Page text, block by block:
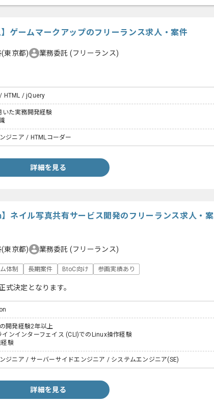
】ゲームマークアップのフリーランス求人・案件
(東京都) 業務委託 (フリーランス)
HTML / jQuery
いた実務開発経験
ジニア / HTMLコーダー
詳細を見る
ネイル写真共有サービス開発のフリーランス求人・案
(東京都) 業務委託 (フリーランス)
体制 長期案件 BtoC向け 参画実績あり
決定となります。
開発経験2年以上
インインターフェイス (CLI)でのLinux操作経験
経験
ジニア / サーバーサイドエンジニア / システムエンジニア(SE)
詳細を見る